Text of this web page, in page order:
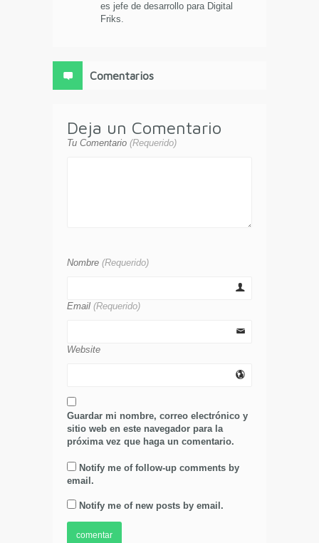
es jefe de desarrollo para Digital
Friks.
Comentarios
Deja un Comentario
Tu Comentario (Requerido)
Nombre (Requerido)
Email (Requerido)
Website
Guardar mi nombre, correo electrónico y
sitio web en este navegador para la
próxima vez que haga un comentario.
Notify me of follow-up comments by
email.
Notify me of new posts by email.